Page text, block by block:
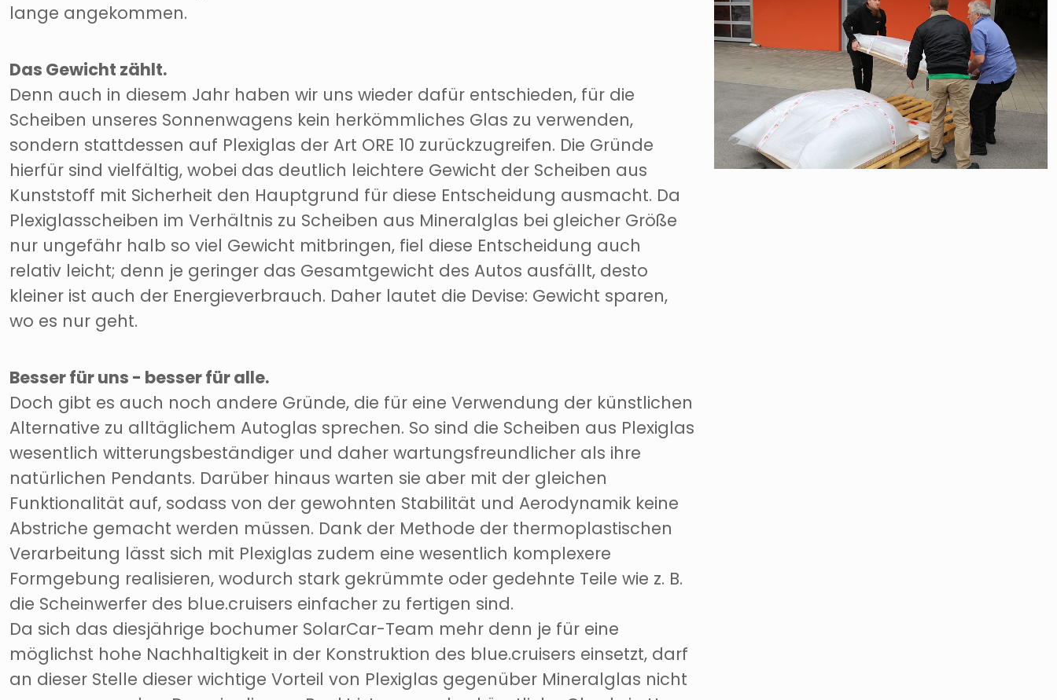
lange angekommen.
Das Gewicht zählt.
Denn auch in diesem Jahr haben wir uns wieder dafür entschieden, für die
Scheiben unseres Sonnenwagens kein herkömmliches Glas zu verwenden,
sondern stattdessen auf Plexiglas der Art ORE 10 zurückzugreifen. Die Gründe
hierfür sind vielfältig, wobei das deutlich leichtere Gewicht der Scheiben aus
Kunststoff mit Sicherheit den Hauptgrund für diese Entscheidung ausmacht. Da
Plexiglasscheiben im Verhältnis zu Scheiben aus Mineralglas bei gleicher Größe
nur ungefähr halb so viel Gewicht mitbringen, fiel diese Entscheidung auch
relativ leicht; denn je geringer das Gesamtgewicht des Autos ausfällt, desto
kleiner ist auch der Energieverbrauch. Daher lautet die Devise: Gewicht sparen,
wo es nur geht.
Besser für uns - besser für alle.
Doch gibt es auch noch andere Gründe, die für eine Verwendung der künstlichen
Alternative zu alltäglichem Autoglas sprechen. So sind die Scheiben aus Plexiglas
wesentlich witterungsbeständiger und daher wartungsfreundlicher als ihre
natürlichen Pendants. Darüber hinaus warten sie aber mit der gleichen
Funktionalität auf, sodass von der gewohnten Stabilität und Aerodynamik keine
Abstriche gemacht werden müssen. Dank der Methode der thermoplastischen
Verarbeitung lässt sich mit Plexiglas zudem eine wesentlich komplexere
Formgebung realisieren, wodurch stark gekrümmte oder gedehnte Teile wie z. B.
die Scheinwerfer des blue.cruisers einfacher zu fertigen sind.
Da sich das diesjährige bochumer SolarCar-Team mehr denn je für eine
möglichst hohe Nachhaltigkeit in der Konstruktion des blue.cruisers einsetzt, darf
an dieser Stelle dieser wichtige Vorteil von Plexiglas gegenüber Mineralglas nicht